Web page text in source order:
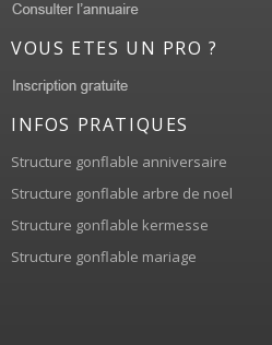
VOUS ETES UN PRO ?
INFOS PRATIQUES
Structure gonflable anniversaire
Structure gonflable arbre de noel
Structure gonflable kermesse
Structure gonflable mariage